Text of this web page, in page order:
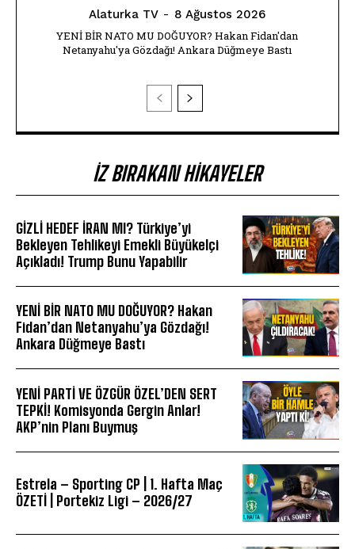
Alaturka TV - 8 Ağustos 2026
YENİ BİR NATO MU DOĞUYOR? Hakan Fidan'dan
Netanyahu'ya Gözdağı! Ankara Düğmeye Bastı
İZ BIRAKAN HIKAYELER
GİZLİ HEDEF İRAN MI? Türkiye’yi
Bekleyen Tehlikeyi Emekli Büyükelçi
Açıkladı! Trump Bunu Yapabilir
YENİ BİR NATO MU DOĞUYOR? Hakan
Fidan’dan Netanyahu’ya Gözdağı!
Ankara Düğmeye Bastı
YENİ PARTİ VE ÖZGÜR ÖZEL’DEN SERT
TEPKİ! Komisyonda Gergin Anlar!
AKP’nin Planı Buymuş
Estrela – Sporting CP | 1. Hafta Maç
ÖZETİ | Portekiz Ligi – 2026/27